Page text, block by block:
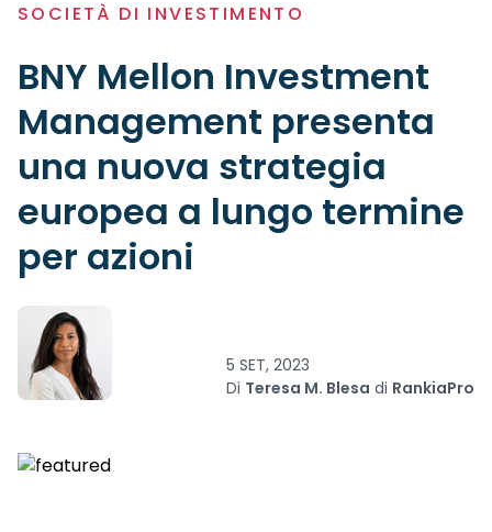
SOCIETÀ DI INVESTIMENTO
BNY Mellon Investment
Management presenta
una nuova strategia
europea a lungo termine
per azioni
5 SET, 2023
Di Teresa M. Blesa di RankiaPro